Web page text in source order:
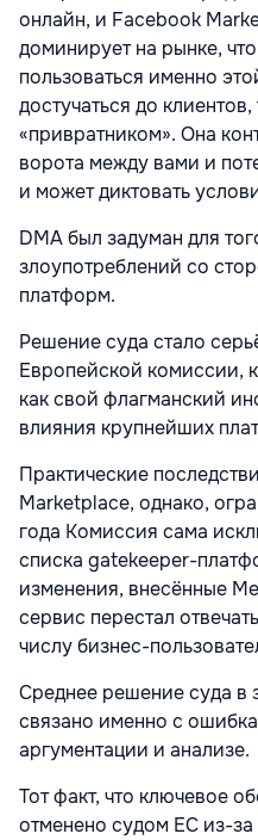
онлайн, и Facebook
доминирует на рынке,
пользоваться именно
достучаться до
«привратником». Она
ворота между вами и
и может диктовать
DMA был задуман для
злоупотреблений со
платформ.
Решение суда стало
Европейской комиссии,
как свой флагманский
влияния крупнейших
Практические
Marketplace, однако,
года Комиссия сама
списка gatekeeper-
изменения, внесённые
сервис перестал
числу бизнес-
Среднее решение суда в
связано именно с
аргументации и анализе.
Тот факт, что ключевое
отменено судом ЕС из-